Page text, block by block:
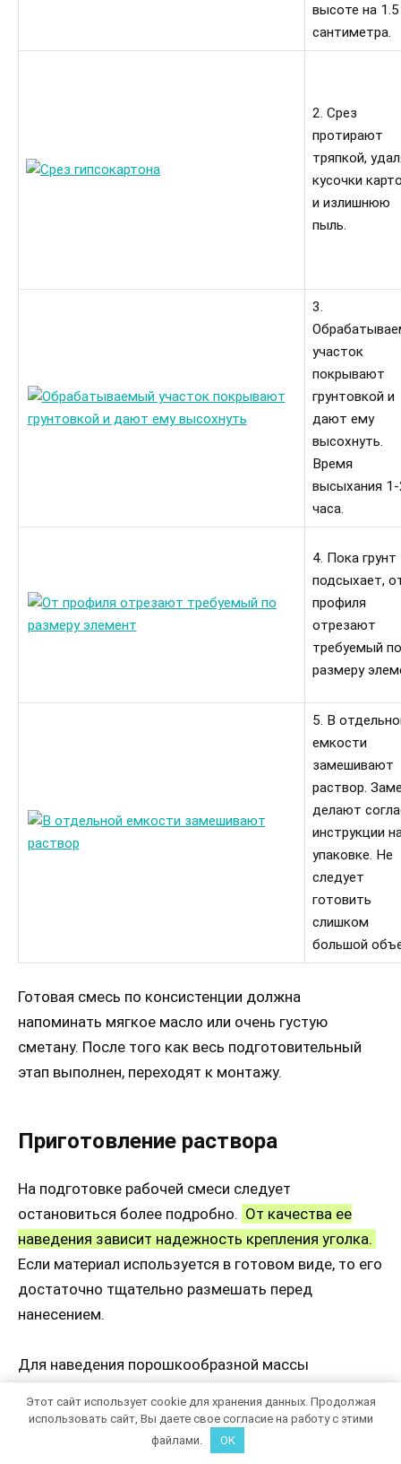
высоте на 1.5
сантиметра.
2. Срез
протирают
тряпкой,
кусочки
и излишнюю
пыль.
3.
участок
покрывают
грунтовкой и
дают ему
высохнуть.
Время
высыхания
часа.
4. Пока грунт
подсыхает,
профиля
отрезают
требуемый по
размеру
5. В
емкости
замешивают
раствор.
делают
инструкции
упаковке. Не
следует
готовить
слишком
большой
Готовая смесь по консистенции должна
напоминать мягкое масло или очень густую
сметану. После того как весь подготовительный
этап выполнен, переходят к монтажу.
Приготовление раствора
На подготовке рабочей смеси следует
остановиться более подробно. От качества ее
наведения зависит надежность крепления уголка.
Если материал используется в готовом виде, то его
достаточно тщательно размешать перед
нанесением.
Для наведения порошкообразной массы
миксер:
Этот сайт использует cookie для хранения данных. Продолжая
использовать сайт, Вы даете свое согласие на работу с этими
файлами.
OK